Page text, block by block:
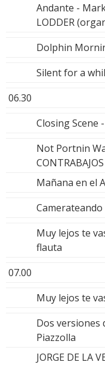
Andante -
LODDER
Dolphin
Silent for a
06.30
Closing Scene -
Not Portnin
CONTRABAJOS
Mañana en el
Camerateando
Muy lejos te
flauta
07.00
Muy lejos te
Dos versiones
Piazzolla
JORGE DE LA